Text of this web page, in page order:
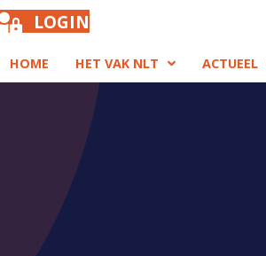
LOGIN
HOME HET VAK NLT ACTUEEL